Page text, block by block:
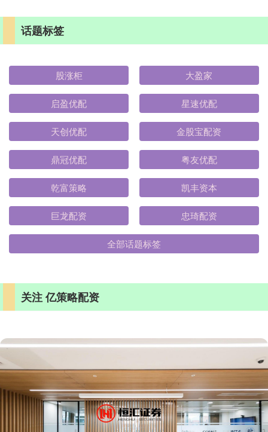
话题标签
股涨柜 大盈家
启盈优配 星速优配
天创优配 金股宝配资
鼎冠优配 粤友优配
乾富策略 凯丰资本
巨龙配资 忠琦配资
全部话题标签
关注 亿策略配资